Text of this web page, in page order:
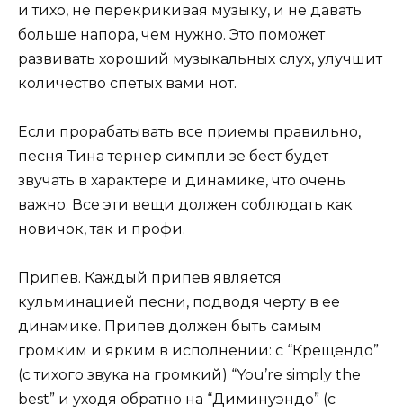
и тихо, не перекрикивая музыку, и не давать
больше напора, чем нужно. Это поможет
развивать хороший музыкальных слух, улучшит
количество спетых вами нот.
Если прорабатывать все приемы правильно,
песня Тина тернер симпли зе бест будет
звучать в характере и динамике, что очень
важно. Все эти вещи должен соблюдать как
новичок, так и профи.
Припев. Каждый припев является
кульминацией песни, подводя черту в ее
динамике. Припев должен быть самым
громким и ярким в исполнении: с “Крещендо”
(с тихого звука на громкий) “You’re simply the
best” и уходя обратно на “Диминуэндо” (с